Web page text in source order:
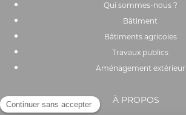
Qui sommes-nous ?
Bâtiment
Bâtiments agricoles
Travaux publics
Aménagement extérieur
À PROPOS